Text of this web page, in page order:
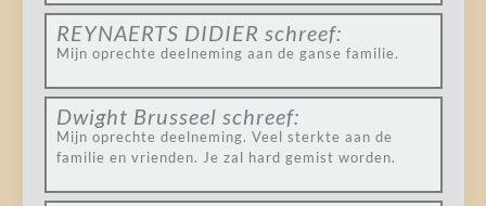
REYNAERTS DIDIER schreef:
Mijn oprechte deelneming aan de ganse familie.
Dwight Brusseel schreef:
Mijn oprechte deelneming. Veel sterkte aan de
familie en vrienden. Je zal hard gemist worden.